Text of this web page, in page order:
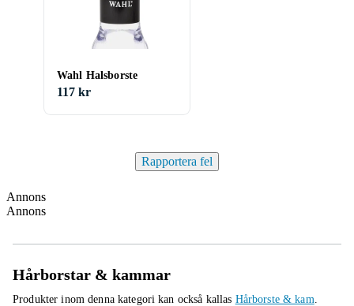
Wahl Halsborste
117 kr
Rapportera fel
Annons
Annons
Hårborstar & kammar
Produkter inom denna kategori kan också kallas Hårborste & kam.